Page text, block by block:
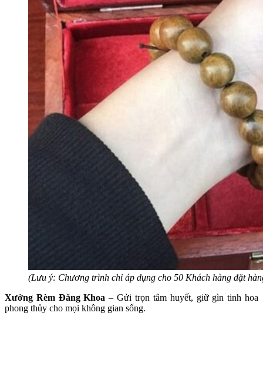
(Lưu ý: Chương trình chỉ áp dụng cho 50 Khách hàng đặt
Xưởng Rèm Đăng Khoa – Gửi trọn tâm huyết, giữ gìn tinh hoa
phong thủy cho mọi không gian sống.